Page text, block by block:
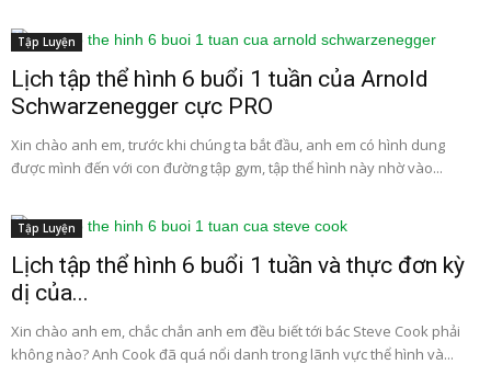
Tập Luyện
Lịch tập thể hình 6 buổi 1 tuần của Arnold
Schwarzenegger cực PRO
Xin chào anh em, trước khi chúng ta bắt đầu, anh em có hình dung
được mình đến với con đường tập gym, tập thể hình này nhờ vào...
Tập Luyện
Lịch tập thể hình 6 buổi 1 tuần và thực đơn kỳ
dị của...
Xin chào anh em, chắc chắn anh em đều biết tới bác Steve Cook phải
không nào? Anh Cook đã quá nổi danh trong lãnh vực thể hình và...